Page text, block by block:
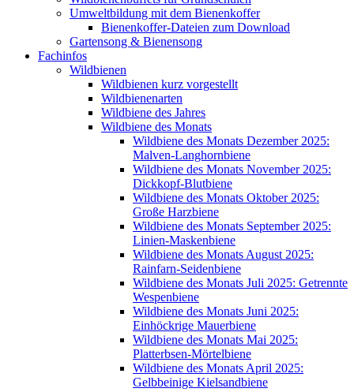
Umweltbildung mit dem Bienenkoffer
Bienenkoffer-Dateien zum Download
Gartensong & Bienensong
Fachinfos
Wildbienen
Wildbienen kurz vorgestellt
Wildbienenarten
Wildbiene des Jahres
Wildbiene des Monats
Wildbiene des Monats Dezember 2025:
Malven-Langhornbiene
Wildbiene des Monats November 2025:
Dickkopf-Blutbiene
Wildbiene des Monats Oktober 2025:
Große Harzbiene
Wildbiene des Monats September 2025:
Linien-Maskenbiene
Wildbiene des Monats August 2025:
Rainfarn-Seidenbiene
Wildbiene des Monats Juli 2025: Getrennte
Wespenbiene
Wildbiene des Monats Juni 2025:
Einhöckrige Mauerbiene
Wildbiene des Monats Mai 2025:
Platterbsen-Mörtelbiene
Wildbiene des Monats April 2025:
Gelbbeinige Kielsandbiene